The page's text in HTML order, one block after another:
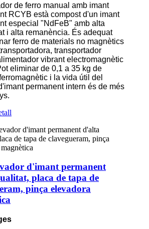
de ferro manual amb imant
RCYB està compost d'un imant
especial "NdFeB" amb alta
i alta remanència. És adequat
ferro de materials no magnètics
transportador
vibrant electromagnètic
eliminar de 0,1 a 35 kg de
i la vida útil del
permanent intern és de més
d'imant permanent
placa de tapa de
pinça elevadora